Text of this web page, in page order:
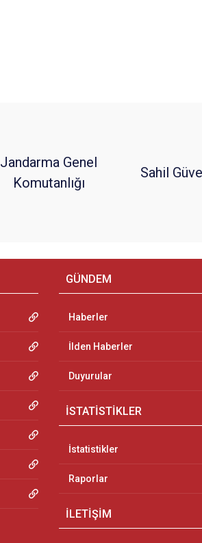
Jandarma Genel
Komutanlığı
Sahil
GÜNDEM
Haberler
İlden Haberler
Duyurular
İSTATİSTİKLER
İstatistikler
Raporlar
İLETİŞİM